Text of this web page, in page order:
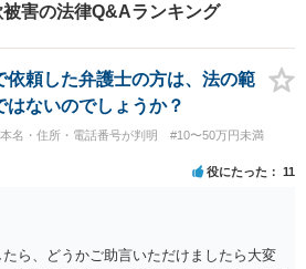
害の法律Q&Aランキング
依頼した弁護士の方は、法の範
はないのでしょうか？
名・住所・電話番号が判明
#10〜50万円未満
役にたった 11
ら、どうかご助言いただけましたら大変